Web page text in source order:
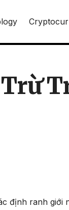
định ranh giới